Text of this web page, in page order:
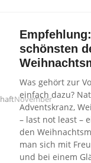
November
schönsten
Was gehört zur
einfach dazu?
Adventskranz,
– last not least –
den
man sich mit
und bei einem